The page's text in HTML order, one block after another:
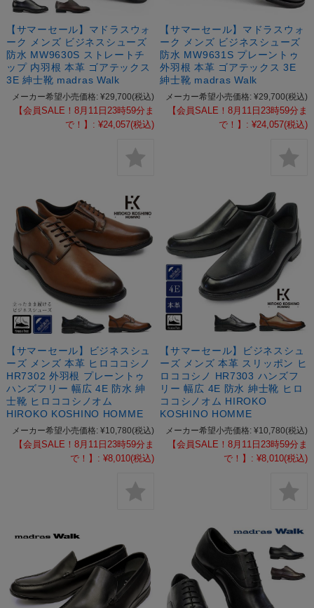
【サマーセール】マドラスウォ
ーク メンズ ビジネスシューズ
防水 MW9630S ストレートチ
ップ 内羽根 本革 ゴアテックス
3E 紳士靴 madras Walk
メーカー希望小売価格: ¥29,700(税込)
【会員SALE！8月11日23時59分ま
で！】: ¥24,057(税込)
【サマーセール】マドラスウォ
ーク メンズ ビジネスシューズ
防水 MW9631S プレーントゥ
外羽根 本革 ゴアテックス 3E
紳士靴 madras Walk
メーカー希望小売価格: ¥29,700(税込)
【会員SALE！8月11日23時59分ま
で！】: ¥24,057(税込)
【サマーセール】ビジネスシュ
ーズ メンズ 本革 ヒロココシノ
HR7302 外羽根 プレーントゥ
ハンズフリー 幅広 4E 防水 紳
士靴 ヒロココシノオム
HIROKO KOSHINO HOMME
メーカー希望小売価格: ¥10,780(税込)
【会員SALE！8月11日23時59分ま
で！】: ¥8,010(税込)
【サマーセール】ビジネスシュ
ーズ メンズ 本革 スリッポン ヒ
ロココシノ HR7303 ハンズフ
リー 幅広 4E 防水 紳士靴 ヒロ
ココシノオム HIROKO
KOSHINO HOMME
メーカー希望小売価格: ¥10,780(税込)
【会員SALE！8月11日23時59分ま
で！】: ¥8,010(税込)